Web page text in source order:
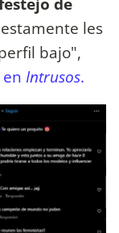
les
bajo",
en Intrusos.